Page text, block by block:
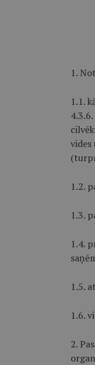
1.
1.1.
vides
1.2.
1.3.
1.4.
1.5.
1.6.
2.